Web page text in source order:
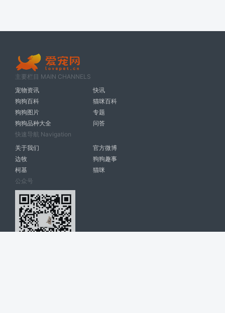
主要栏目 MAIN CHANNELS
宠物资讯
快讯
狗狗百科
猫咪百科
狗狗图片
专题
狗狗品种大全
问答
快速导航 Navigation
关于我们
官方微博
边牧
狗狗趣事
柯基
猫咪
公众号